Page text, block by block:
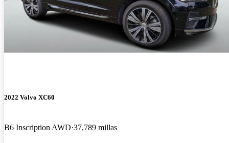
2022 Volvo XC60
B6 Inscription AWD 37,789 millas